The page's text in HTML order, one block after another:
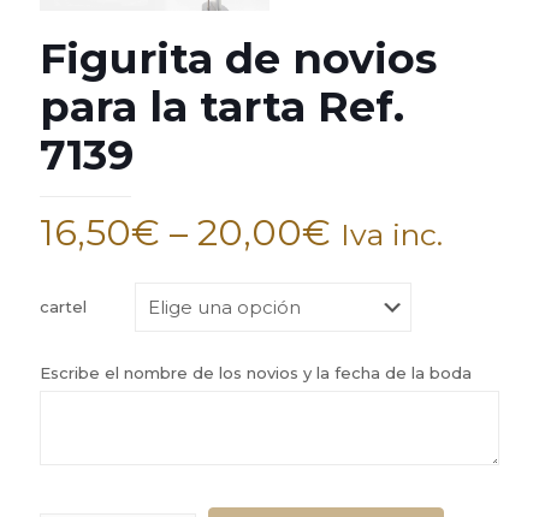
Figurita de novios
para la tarta Ref.
7139
16,50€ – 20,00€ Iva inc.
cartel
Escribe el nombre de los novios y la fecha de la boda